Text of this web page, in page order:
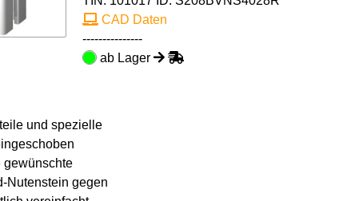
CAD Daten
---------------
ab Lager
und spezielle
gewünschte
Nutenstein gegen